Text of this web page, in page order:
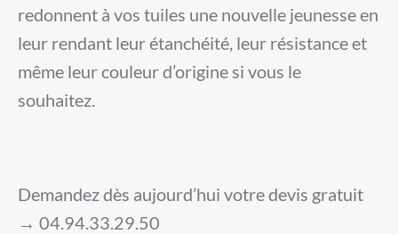
redonnent à vos tuiles une nouvelle jeunesse en
leur rendant leur étanchéité, leur résistance et
même leur couleur d’origine si vous le
souhaitez.
Demandez dès aujourd’hui votre devis gratuit
→ 04.94.33.29.50